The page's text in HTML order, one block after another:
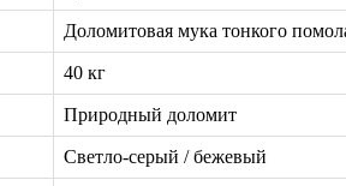
Доломитовая мука тонкого
40 кг
Природный доломит
Светло-серый / бежевый